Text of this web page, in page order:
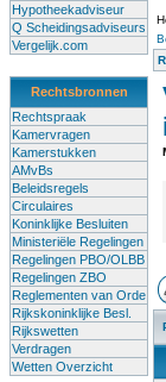
Hypotheekadviseur
Q Scheidingsadviseurs
Vergelijk.com
Rechtsbronnen
Rechtspraak
Kamervragen
Kamerstukken
AMvBs
Beleidsregels
Circulaires
Koninklijke Besluiten
Ministeriële Regelingen
Regelingen PBO/OLBB
Regelingen ZBO
Reglementen van Orde
Rijkskoninklijke Besl.
Rijkswetten
Verdragen
Wetten Overzicht